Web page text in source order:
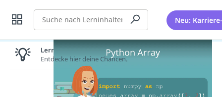
Suche Neu:
Lernen lohnt sich!
Entdecke hier deine Chancen.